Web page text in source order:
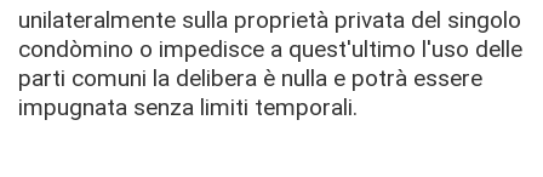
unilateralmente sulla proprietà privata del singolo
condòmino o impedisce a quest'ultimo l'uso delle
parti comuni la delibera è nulla e potrà essere
impugnata senza limiti temporali.